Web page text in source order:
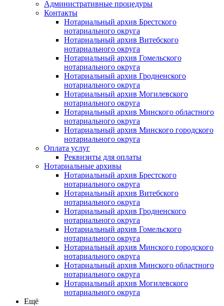
Административные процедуры
Контакты
Нотариальный архив Брестского
нотариального округа
Нотариальный архив Витебского
нотариального округа
Нотариальный архив Гомельского
нотариального округа
Нотариальный архив Гродненского
нотариального округа
Нотариальный архив Могилевского
нотариального округа
Нотариальный архив Минского областного
нотариального округа
Нотариальный архив Минского городского
нотариального округа
Оплата услуг
Реквизиты для оплаты
Нотариальные архивы
Нотариальный архив Брестского
нотариального округа
Нотариальный архив Витебского
нотариального округа
Нотариальный архив Гродненского
нотариального округа
Нотариальный архив Гомельского
нотариального округа
Нотариальный архив Минского городского
нотариального округа
Нотариальный архив Минского областного
нотариального округа
Нотариальный архив Могилевского
нотариального округа
Ещё